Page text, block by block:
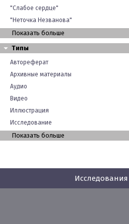
"Слабое сердце"
"Неточка Незванова"
Показать больше
Типы
Автореферат
Архивные материалы
Аудио
Видео
Иллюстрация
Исследование
Показать больше
Исследования